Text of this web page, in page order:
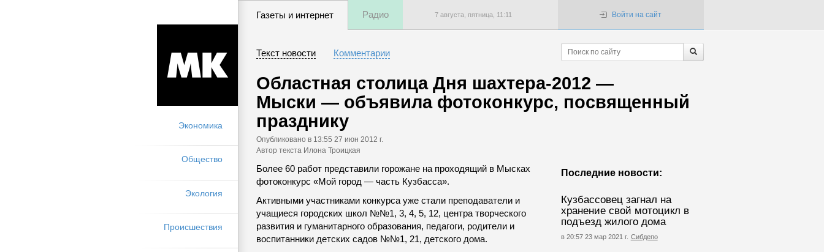
Экономика
Общество
Экология
Происшествия
Газеты и интернет Радио 7 августа, пятница, 11 :11 Войти на сайт
Текст новости Комментарии
Областная столица Дня шахтера-2012 —
Мыски — объявила фотоконкурс, посвященный
празднику
Опубликовано в 13:55 27 июн 2012 г.
Автор текста Илона Троицкая
Последние новости:
Кузбассовец загнал на
хранение свой мотоцикл в
подъезд жилого дома
в 20:57 23 мар 2021 г. Сибдепо
Более 60 работ представили горожане на проходящий в Мысках
фотоконкурс «Мой город — часть Кузбасса».
Активными участниками конкурса уже стали преподаватели и
учащиеся городских школ №№1, 3, 4, 5, 12, центра творческого
развития и гуманитарного образования, педагоги, родители и
воспитанники детских садов №№1, 21, детского дома.